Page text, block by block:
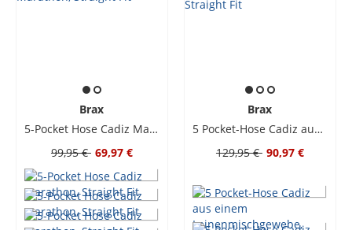
Brax
5-Pocket Hose Cadiz Marathon, Straight Fit
99,95 € 69,97 €
Brax
5 Pocket-Hose Cadiz aus einem Leinenmischgewebe, Straight Fit
129,95 € 90,97 €